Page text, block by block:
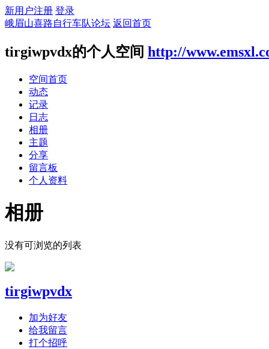
新用户注册 登录
峨眉山喜路自行车队论坛 返回首页
tirgiwpvdx的个人空间 http://
空间首页
动态
记录
日志
相册
主题
分享
留言板
个人资料
相册
没有可浏览的列表
tirgiwpvdx
加为好友
给我留言
打个招呼